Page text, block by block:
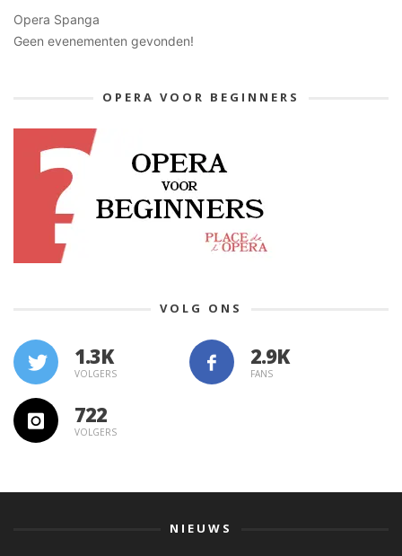
Opera Spanga
Geen evenementen gevonden!
OPERA VOOR BEGINNERS
VOLG ONS
1.3K
VOLGERS FANS
722
VOLGERS
NIEUWS